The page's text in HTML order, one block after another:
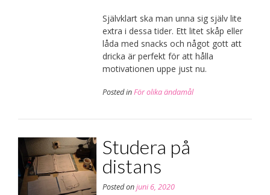
Självklart ska man unna sig själv lite
extra i dessa tider. Ett litet skåp eller
låda med snacks och något gott att
dricka är perfekt för att hålla
motivationen uppe just nu.
Posted inFör olika ändamål
Studera på
distans
Posted onjuni 6, 2020